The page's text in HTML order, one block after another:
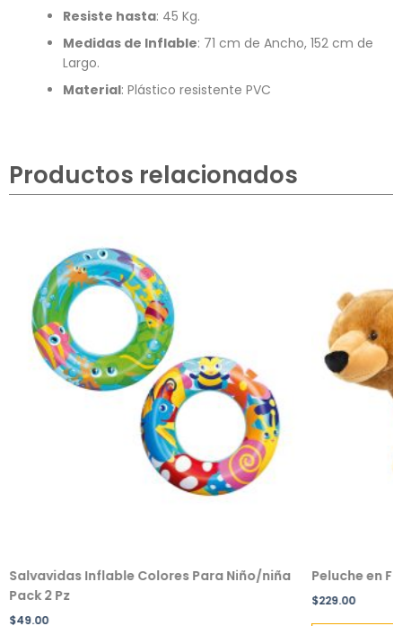
Resiste hasta: 45 Kg.
Medidas de Inflable: 71 cm de Ancho, 152 cm de
Largo.
Material: Plástico resistente PVC
Productos relacionados
Salvavidas Inflable Colores Para Niño/niña
Pack 2 Pz
$49.00
Peluche en
$229.00